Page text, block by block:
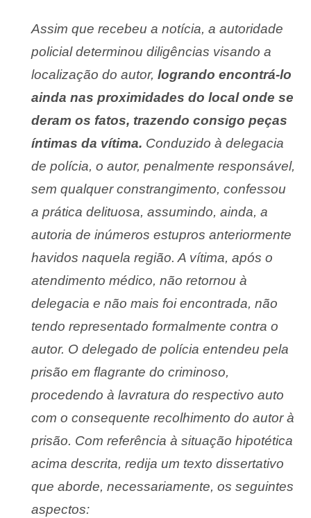
Assim que recebeu a notícia, a autoridade
policial determinou diligências visando a
localização do autor,logrando encontrá-lo
ainda nas proximidades do local onde se
deram os fatos, trazendo consigo peças
íntimas da vítima. Conduzido à delegacia
de polícia, o autor, penalmente responsável,
sem qualquer constrangimento, confessou
a prática delituosa, assumindo, ainda, a
autoria de inúmeros estupros anteriormente
havidos naquela região. A vítima, após o
atendimento médico, não retornou à
delegacia e não mais foi encontrada, não
tendo representado formalmente contra o
autor. O delegado de polícia entendeu pela
prisão em flagrante do criminoso,
procedendo à lavratura do respectivo auto
com o consequente recolhimento do autor à
prisão. Com referência à situação hipotética
acima descrita, redija um texto dissertativo
que aborde, necessariamente, os seguintes
aspectos: